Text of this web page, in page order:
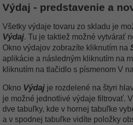
Výdaj - predstavenie a
Všetky výdaje tovaru zo skladu je
Výdaj. Tu je taktiež možné vytvárať
Okno výdajov zobrazíte kliknutím na
aplikácie a následným kliknutím na
kliknutím na tlačidlo s písmenom V
Okno Výdaj je rozdelené na štyri
je možné jednotlivé výdaje filtrovať.
dve tabuľky, kde v hornej tabuľke
a v spodnej tabuľke vidíte položky